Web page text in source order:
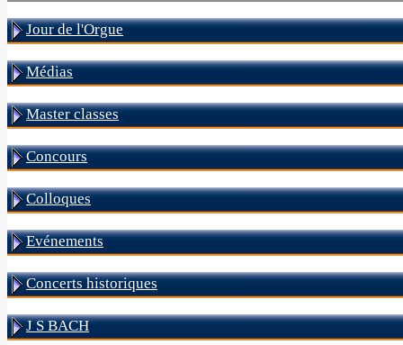
Jour de l'Orgue
Médias
Master classes
Concours
Colloques
Evénements
Concerts historiques
J S BACH